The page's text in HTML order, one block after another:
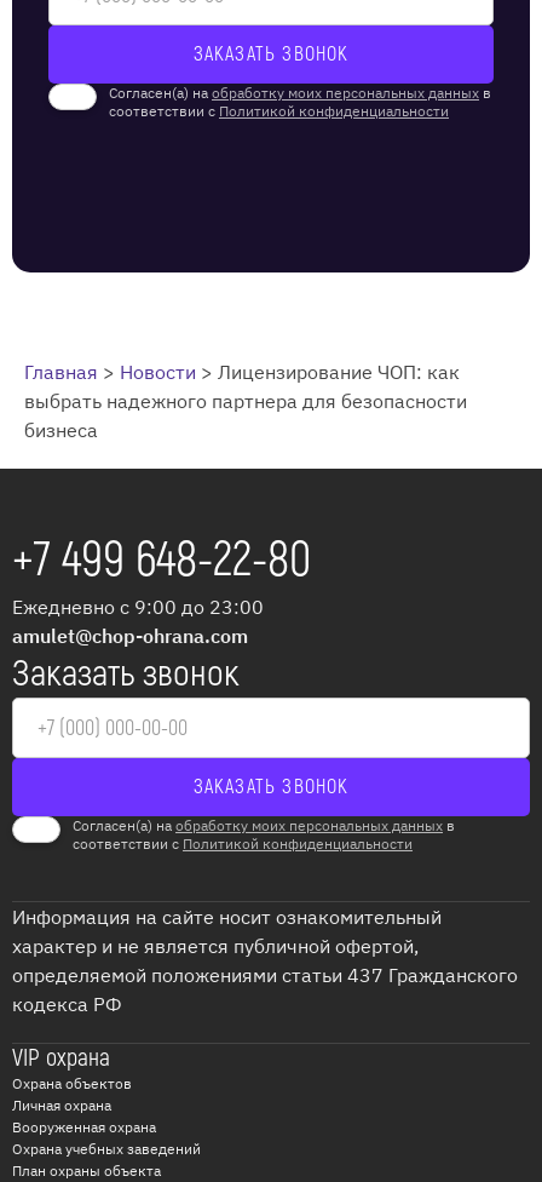
Согласен(а) на обработку моих персональных данных в
соответствии с Политикой конфиденциальности
Главная > Новости > Лицензирование ЧОП: как
выбрать надежного партнера для безопасности
бизнеса
+7 499 648-22-80
Ежедневно с 9:00 до 23:00
amulet@chop-ohrana.com
Заказать звонок
Согласен(а) на обработку моих персональных данных в
соответствии с Политикой конфиденциальности
Информация на сайте носит ознакомительный
характер и не является публичной офертой,
определяемой положениями статьи 437 Гражданского
кодекса РФ
VIP охрана
Охрана объектов
Личная охрана
Вооруженная охрана
Охрана учебных заведений
План охраны объекта